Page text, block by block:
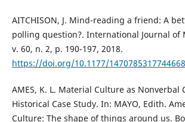
AITCHISON, J. Mind-reading a friend: A
polling question?. International Journal of
v. 60, n. 2, p. 190-197, 2018.
https://doi.org/10.1177/1470785317744668
AMES, K. L. Material Culture as Nonverbal
Historical Case Study. In: MAYO, Edith.
Culture: The shape of things around us.